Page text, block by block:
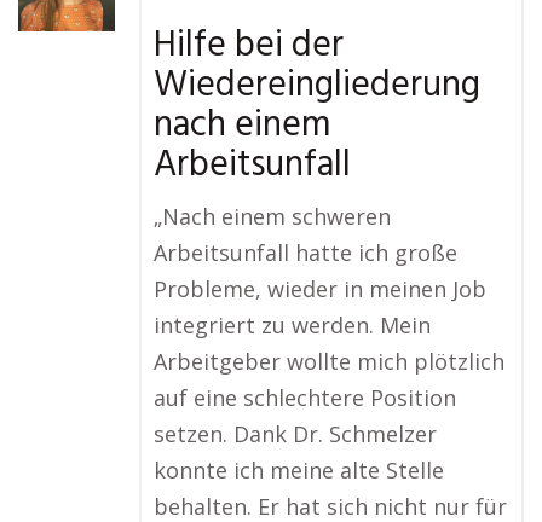
Hilfe bei der
Wiedereingliederung
nach einem
Arbeitsunfall
„Nach einem schweren
Arbeitsunfall hatte ich große
Probleme, wieder in meinen Job
integriert zu werden. Mein
Arbeitgeber wollte mich plötzlich
auf eine schlechtere Position
setzen. Dank Dr. Schmelzer
konnte ich meine alte Stelle
behalten. Er hat sich nicht nur für